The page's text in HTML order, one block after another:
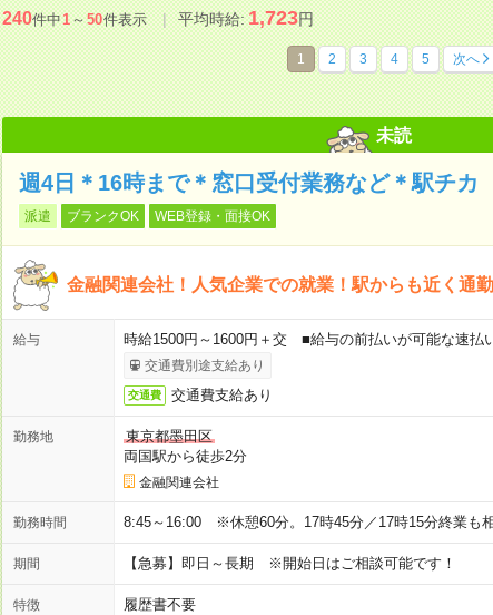
240件中1～50件表示 平均時給:1,723円
1 2 3 4 5 次へ
未読
週4日＊16時まで＊窓口受付業務など＊駅チカ
派遣 ブランクOK WEB登録・面接OK
金融関連会社！人気企業での就業！駅からも近く通
給与 時給1500円～1600円＋交 ■給与の前払いが可能な速払
交通費別途支給あり
交通費 交通費支給あり
勤務地
東京都墨田区
両国駅から徒歩2分
金融関連会社
勤務時間 8:45～16:00 ※休憩60分。17時45分／17時15分終業も相
期間 【急募】即日～長期 ※開始日はご相談可能です！
特徴 履歴書不要